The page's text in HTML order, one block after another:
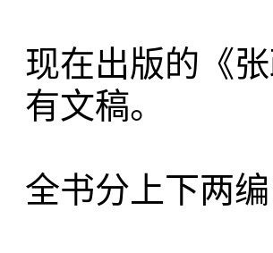
现在出版的《
有文稿。
全书分上下两编